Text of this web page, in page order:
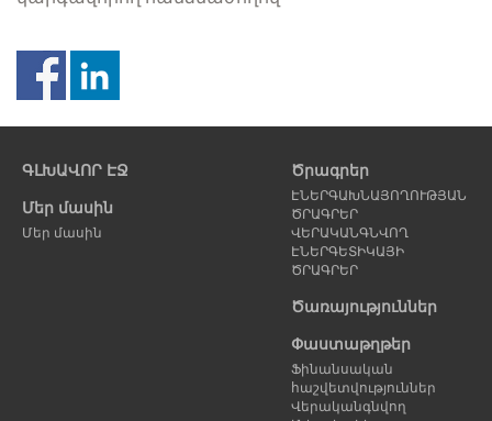
էջ
ԳԼԽԱՎՈՐ ԷՋ
Մեր մասին
Մեր մասին
Ծրագրեր
ԷՆԵՐԳԱԽՆԱՅՈՂՈՒԹՅԱՆ
ԾՐԱԳՐԵՐ
ՎԵՐԱԿԱՆԳՆՎՈՂ
ԷՆԵՐԳԵՏԻԿԱՅԻ
ԾՐԱԳՐԵՐ
Ծառայություններ
Փաստաթղթեր
Ֆինանսական
հաշվետվություններ
Վերականգնվող